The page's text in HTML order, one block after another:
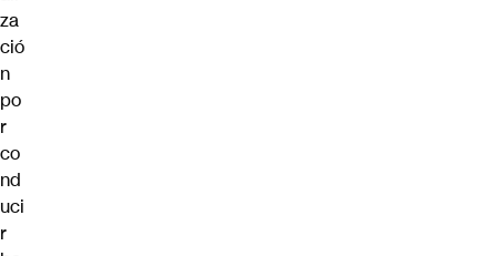
za
ció
n
po
r
co
nd
uci
r